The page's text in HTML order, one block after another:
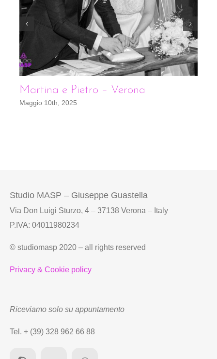
Martina e Pietro – Verona
Maggio 10th, 2025
Studio MASP – Giuseppe Guastella
Via Don Luigi Sturzo, 4 – 37138 Verona – Italy
P.IVA: 04011980234
© studiomasp 2020 – all rights reserved
Privacy & Cookie policy
Riceviamo solo su appuntamento
Tel. + (39) 328 962 66 88